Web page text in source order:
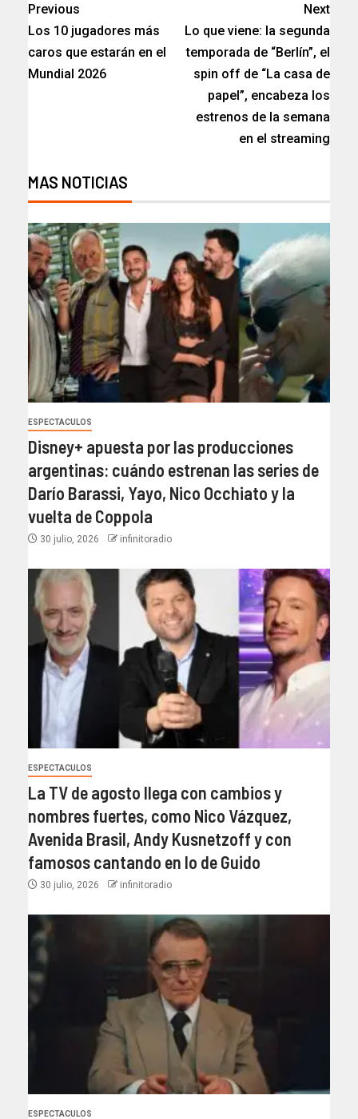
Previous
Los 10 jugadores más
caros que estarán en el
Mundial 2026
Next
Lo que viene: la segunda
temporada de “Berlín”, el
spin off de “La casa de
papel”, encabeza los
estrenos de la semana
en el streaming
MAS NOTICIAS
ESPECTACULOS
Disney+ apuesta por las producciones
argentinas: cuándo estrenan las series de
Darío Barassi, Yayo, Nico Occhiato y la
vuelta de Coppola
30 julio, 2026 infinitoradio
ESPECTACULOS
La TV de agosto llega con cambios y
nombres fuertes, como Nico Vázquez,
Avenida Brasil, Andy Kusnetzoff y con
famosos cantando en lo de Guido
30 julio, 2026 infinitoradio
ESPECTACULOS